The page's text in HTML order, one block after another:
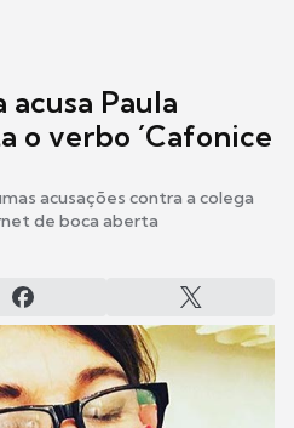
Paula
o verbo ´Cafonice
acusações contra a colega
de boca aberta